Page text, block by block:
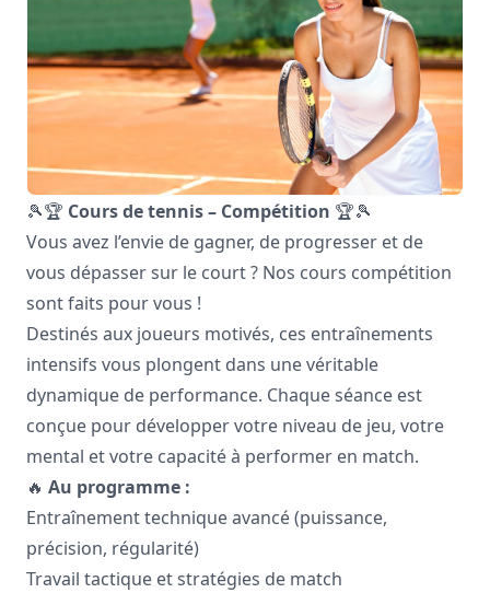
🎾🏆 Cours de tennis – Compétition 🏆🎾
Vous avez l’envie de gagner, de progresser et de
vous dépasser sur le court ? Nos cours compétition
sont faits pour vous !
Destinés aux joueurs motivés, ces entraînements
intensifs vous plongent dans une véritable
dynamique de performance. Chaque séance est
conçue pour développer votre niveau de jeu, votre
mental et votre capacité à performer en match.
🔥 Au programme :
Entraînement technique avancé (puissance,
précision, régularité)
Travail tactique et stratégies de match